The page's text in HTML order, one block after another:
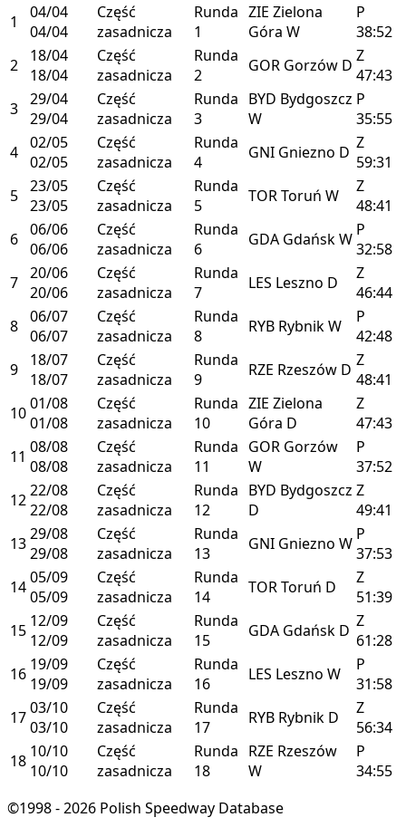
1
04/04
04/04
Część
zasadnicza
Runda
1
ZIE Zielona
Góra W
P
38:52
2
18/04
18/04
Część
zasadnicza
Runda
2
GOR Gorzów D Z
47:43
3 29/04
29/04
Część
zasadnicza
Runda
3
BYD Bydgoszcz
W
P
35:55
4 02/05
02/05
Część
zasadnicza
Runda
4
GNI Gniezno D Z
59:31
5 23/05
23/05
Część
zasadnicza
Runda
5
TORToruń W
Z
48:41
6 06/06
06/06
Część
zasadnicza
Runda
6
GDA GdańskW P
32:58
7 20/06
20/06
Część
zasadnicza
Runda
7
LES Leszno D
Z
46:44
8 06/07
06/07
Część
zasadnicza
Runda
8
RYB RybnikW
P
42:48
9
18/07
18/07
Część
zasadnicza
Runda
9
RZE Rzeszów D Z
48:41
1001/08
01/08
Część
zasadnicza
Runda
10
ZIE Zielona
Góra D
Z
47:43
11 08/08
08/08
Część
zasadnicza
Runda
11
GOR Gorzów
W
P
37:52
1222/08
22/08
Część
zasadnicza
Runda
12
BYD Bydgoszcz
D
Z
49:41
1329/08
29/08
Część
zasadnicza
Runda
13
GNI Gniezno W P
37:53
1405/09
05/09
Część
zasadnicza
Runda
14
TORToruń D
Z
51:39
15 12/09
12/09
Część
zasadnicza
Runda
15
GDA Gdańsk D Z
61:28
16 19/09
19/09
Część
zasadnicza
Runda
16
LES Leszno W
P
31:58
1703/10
03/10
Część
zasadnicza
Runda
17
RYB Rybnik D
Z
56:34
18 10/10
10/10
Część
zasadnicza
Runda
18
RZE Rzeszów
W
P
34:55
©1998 - 2026 Polish Speedway Database